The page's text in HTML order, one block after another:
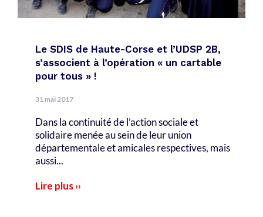
Le SDIS de Haute-Corse et l’UDSP 2B,
s’associent à l’opération « un cartable
pour tous » !
31 mai 2017
Dans la continuité de l’action sociale et
solidaire menée au sein de leur union
départementale et amicales respectives, mais
aussi...
Lire plus ››